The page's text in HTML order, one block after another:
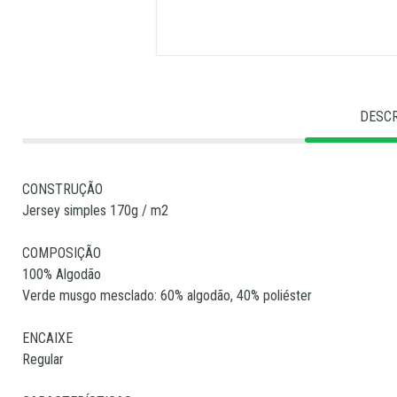
CONSTRUÇÃO
Jersey simples 170g / m2
COMPOSIÇÃO
100% Algodão
Verde musgo mesclado: 60% algodão, 40% poliéster
ENCAIXE
Regular